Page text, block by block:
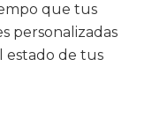
que tus
personalizadas
estado de tus